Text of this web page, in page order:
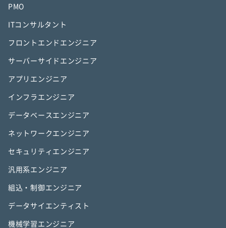
PMO
ITコンサルタント
フロントエンドエンジニア
サーバーサイドエンジニア
アプリエンジニア
インフラエンジニア
データベースエンジニア
ネットワークエンジニア
セキュリティエンジニア
汎用系エンジニア
組込・制御エンジニア
データサイエンティスト
機械学習エンジニア